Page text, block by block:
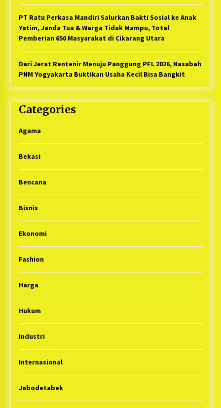
PT Ratu Perkasa Mandiri Salurkan Bakti Sosial ke Anak
Yatim, Janda Tua & Warga Tidak Mampu, Total
Pemberian 650 Masyarakat di Cikarang Utara
Dari Jerat Rentenir Menuju Panggung PFL 2026, Nasabah
PNM Yogyakarta Buktikan Usaha Kecil Bisa Bangkit
Categories
Agama
Bekasi
Bencana
Bisnis
Ekonomi
Fashion
Harga
Hukum
Industri
Internasional
Jabodetabek